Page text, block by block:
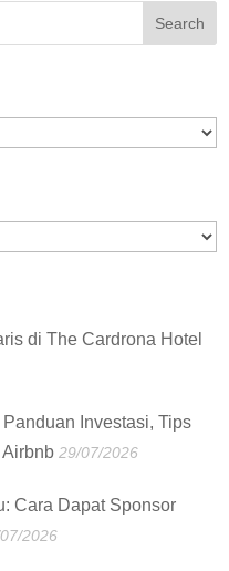
di The Cardrona Hotel
Investasi, Tips
29/07/2026
Cara Dapat Sponsor
2026